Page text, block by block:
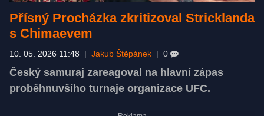
Přísný Procházka zkritizoval Stricklanda
s Chimaevem
10. 05. 2026 11:48 Jakub Štěpánek 0
Český samuraj zareagoval na hlavní zápas
proběhnuvšího turnaje organizace UFC.